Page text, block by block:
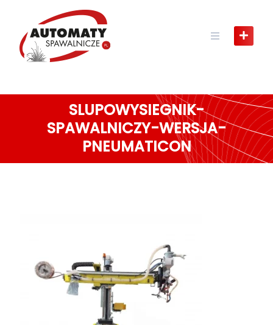
content
SLUPOWYSIEGNIK-
SPAWALNICZY-WERSJA-
PNEUMATICON